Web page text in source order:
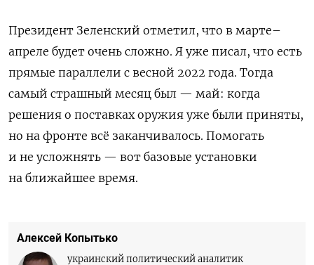
Президент Зеленский отметил, что в марте–
апреле будет очень сложно. Я уже писал, что есть
прямые параллели с весной 2022 года. Тогда
самый страшный месяц был — май: когда
решения о поставках оружия уже были приняты,
но на фронте всё заканчивалось. Помогать
и не усложнять — вот базовые установки
на ближайшее время.
Алексей Копытько
украинский политический аналитик